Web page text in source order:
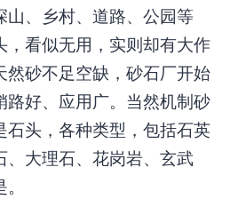
山、乡村、道路、公园等
，看似无用，实则却有大作
然砂不足空缺，砂石厂开始
路好、应用广。当然机制砂
石头，各种类型，包括石英
、大理石、花岗岩、玄武